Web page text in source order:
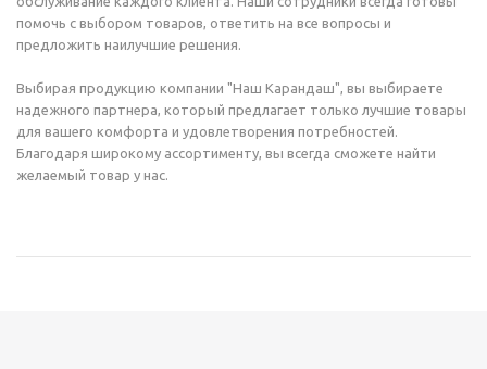
помочь с выбором товаров, ответить на все вопросы и
предложить наилучшие решения.
Выбирая продукцию компании "Наш Карандаш", вы выбираете
надежного партнера, который предлагает только лучшие товары
для вашего комфорта и удовлетворения потребностей.
Благодаря широкому ассортименту, вы всегда сможете найти
желаемый товар у нас.